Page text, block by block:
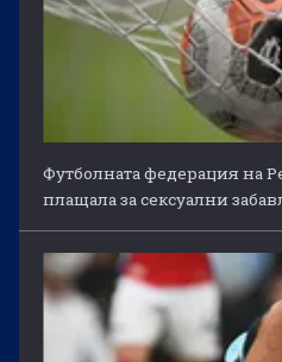
Футболната федерация на
плащала за сексуални